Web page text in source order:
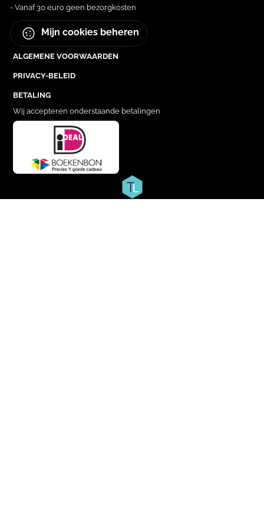
- Vanaf 30 euro geen bezorgkosten
Mijn cookies beheren
ALGEMENE VOORWAARDEN
PRIVACY-BELEID
BETALING
Wij accepteren onderstaande betalingen